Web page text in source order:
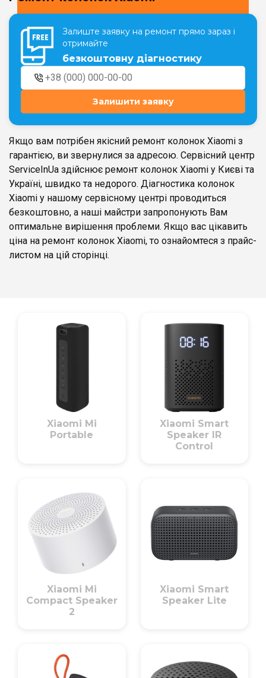
Театральна
м. Київ, вул. Хрещатик 44-A м. Київ, вул. Анни Ахматової, 30
Оболонь
м. Київ, ТЦ LAKE PLAZA, вул. Героїв
полку “Азов”, 12
Дарниця
м. Київ, Комфорт Таун, вул.
Березнева, 16, корпус 3
RU
Залиште заявку на ремонт прямо зараз і
отримайте
безкоштовну діагностику
Залишити заявку
Якщо вам потрібен якісний ремонт колонок Xiaomi з
гарантією, ви звернулися за адресою. Сервісний центр
ServiceInUa здійснює ремонт колонок Xiaomi у Києві та
Україні, швидко та недорого. Діагностика колонок
Xiaomi у нашому сервісному центрі проводиться
безкоштовно, а наші майстри запропонують Вам
оптимальне вирішення проблеми. Якщо вас цікавить
ціна на ремонт колонок Xiaomi, то ознайомтеся з прайс-
листом на цій сторінці.
Xiaomi Mi
Portable
Xiaomi Smart
Speaker IR
Control
Xiaomi Mi
Compact Speaker
2
Xiaomi Smart
Speaker Lite